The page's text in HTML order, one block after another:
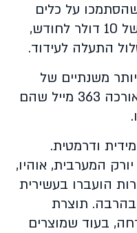
על כלים
פרימיטיביים. הם קיבלו שכר של 10 דולר לחודש,
התעלה לעידוד.
1825, לאחר יותר משנתיים של
חפירה, נפתחה תעלת ארי, שאורכה 363 מייל שהם
ודרמטית.
המערבית, אוהיו,
הועברו בעשירית
תוצרת
בעוד שמוצרים